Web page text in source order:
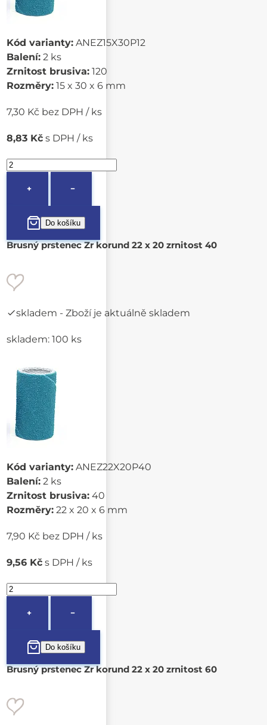
Kód varianty: ANEZ15X30P12
Balení: 2 ks
Zrnitost brusiva: 120
Rozměry: 15 x 30 x 6 mm
7,30 Kč bez DPH / ks
8,83 Kč s DPH / ks
+ −
Brusný prstenec Zr korund 22 x 20 zrnitost 40
skladem - Zboží je aktuálně skladem
skladem: 100 ks
Kód varianty: ANEZ22X20P40
Balení: 2 ks
Zrnitost brusiva: 40
Rozměry: 22 x 20 x 6 mm
7,90 Kč bez DPH / ks
9,56 Kč s DPH / ks
+ −
Brusný prstenec Zr korund 22 x 20 zrnitost 60